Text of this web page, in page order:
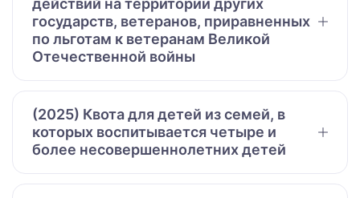
действий на территории других
государств, ветеранов, приравненных
по льготам к ветеранам Великой
Отечественной войны
(2025) Квота для детей из семей, в
которых воспитывается четыре и
более несовершеннолетних детей